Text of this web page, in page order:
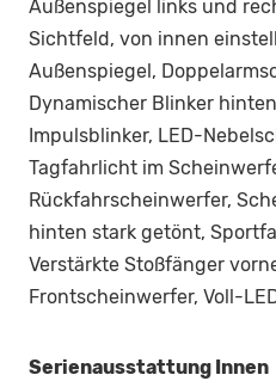
Außenspiegel links und
Sichtfeld, von innen
Außenspiegel,
Dynamischer Blinker
Impulsblinker, LED-
Tagfahrlicht im
Rückfahrscheinwerfer,
hinten stark getönt,
Verstärkte Stoßfänger
Frontscheinwerfer, Voll-
Serienausstattung Innen